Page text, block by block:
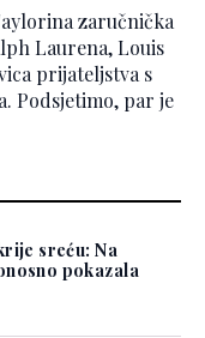
zaručnička
Laurena, Louis
prijateljstva s
Podsjetimo, par je
sreću: Na
pokazala